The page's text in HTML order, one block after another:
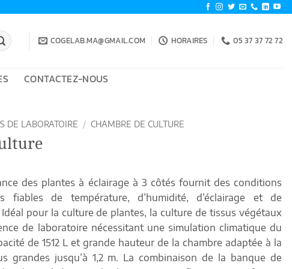
COGELAB.MA@GMAIL.COM HORAIRES 05 37 37 72 72
CONTACTEZ-NOUS
DE LABORATOIRE / CHAMBRE DE CULTURE
des plantes à éclairage à 3 côtés fournit des conditions
fiables de température, d’humidité, d’éclairage et de
Idéal pour la culture de plantes, la culture de tissus végétaux
de laboratoire nécessitant une simulation climatique du
de 1512 L et grande hauteur de la chambre adaptée à la
grandes jusqu’à 1,2 m. La combinaison de la banque de